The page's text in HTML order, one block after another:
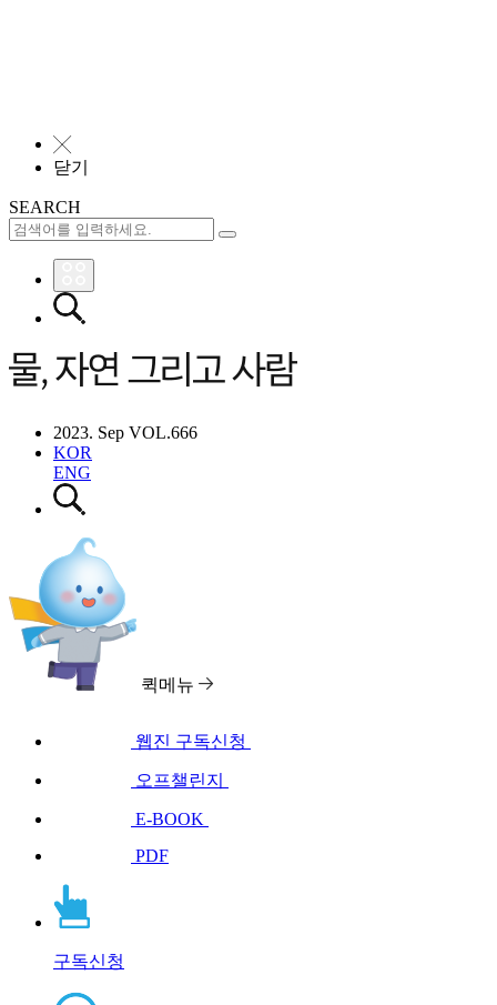
╳
닫기
SEARCH
2023. Sep VOL.666
KOR
ENG
퀵메뉴
웹진 구독신청
오프챌린지
E-BOOK
PDF
구독신청